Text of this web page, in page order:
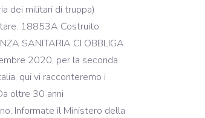
dei militari di truppa)
18853A Costruito
SANITARIA CI OBBLIGA
2020, per la seconda
qui vi racconteremo i
oltre 30 anni
Informate il Ministero della